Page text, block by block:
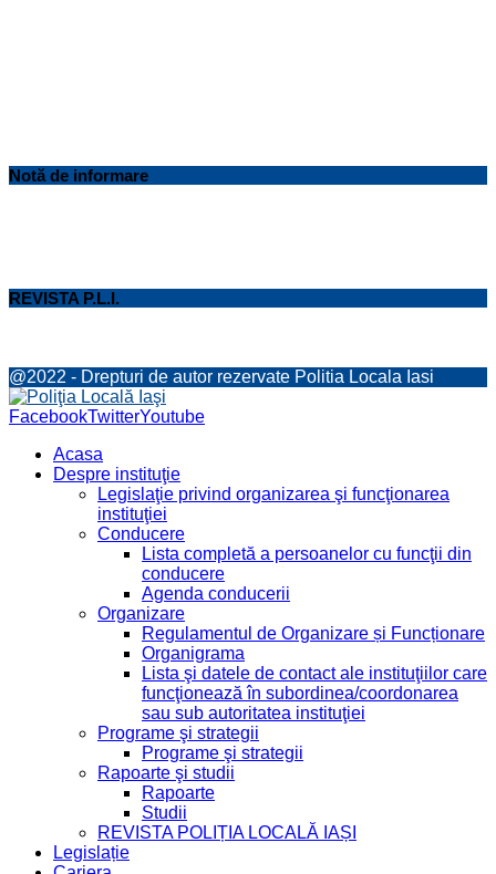
Notă de informare
REVISTA P.L.I.
@2022 - Drepturi de autor rezervate Politia Locala Iasi
FacebookTwitterYoutube
Acasa
Despre instituţie
Legislaţie privind organizarea şi funcţionarea
instituţiei
Conducere
Lista completă a persoanelor cu funcţii din
conducere
Agenda conducerii
Organizare
Regulamentul de Organizare și Funcționare
Organigrama
Lista şi datele de contact ale instituţiilor care
funcţionează în subordinea/coordonarea
sau sub autoritatea instituţiei
Programe şi strategii
Programe şi strategii
Rapoarte şi studii
Rapoarte
Studii
REVISTA POLIȚIA LOCALĂ IAȘI
Legislație